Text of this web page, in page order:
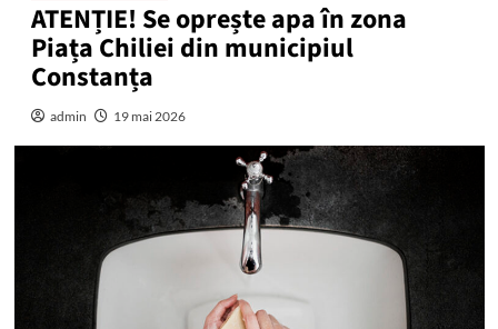
ATENȚIE! Se oprește apa în zona
Piața Chiliei din municipiul
Constanța
admin 19 mai 2026